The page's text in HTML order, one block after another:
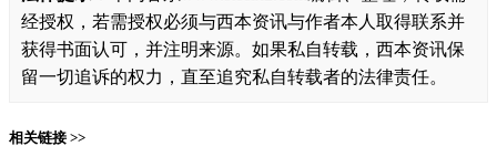
经授权，若需授权必须与西本资讯与作者本人取得联系并
获得书面认可，并注明来源。如果私自转载，西本资讯保
留一切追诉的权力，直至追究私自转载者的法律责任。
相关链接 >>